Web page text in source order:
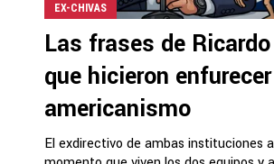
EX-CHIVAS
Las frases de
que hicieron
americanismo
El exdirectivo de ambas instituciones